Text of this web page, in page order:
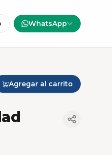
WhatsApp
Agregar al carrito